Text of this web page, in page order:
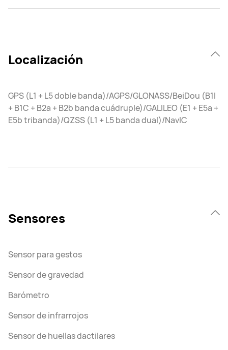
Localización
GPS (L1 + L5 doble banda)/AGPS/GLONASS/BeiDou (B1I
+ B1C + B2a + B2b banda cuádruple)/GALILEO (E1 + E5a +
E5b tribanda)/QZSS (L1 + L5 banda dual)/NavIC
Sensores
Sensor para gestos
Sensor de gravedad
Barómetro
Sensor de infrarrojos
Sensor de huellas dactilares